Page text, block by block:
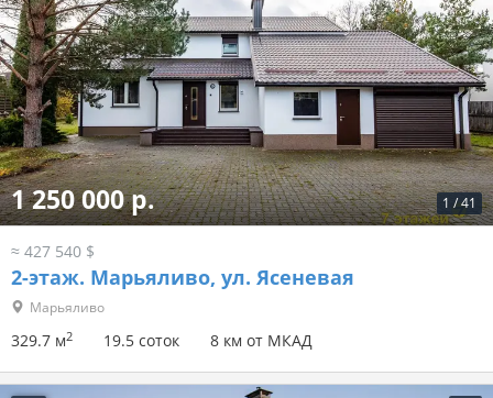
1 /41
1 250 000 р.
≈ 427 540 $
2-этаж. Марьяливо, ул. Ясеневая
Марьяливо
329.7 м2 19.5 соток 8 км от МКАД